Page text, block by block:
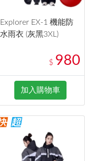
Explorer EX-1 機能防
水雨衣 (灰黑3XL)
$ 980
加入購物車